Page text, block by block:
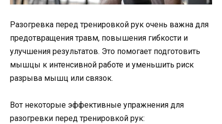
Разогревка перед тренировкой рук очень важна для
предотвращения травм, повышения гибкости и
улучшения результатов. Это помогает подготовить
мышцы к интенсивной работе и уменьшить риск
разрыва мышц или связок.
Вот некоторые эффективные упражнения для
разогревки перед тренировкой рук: